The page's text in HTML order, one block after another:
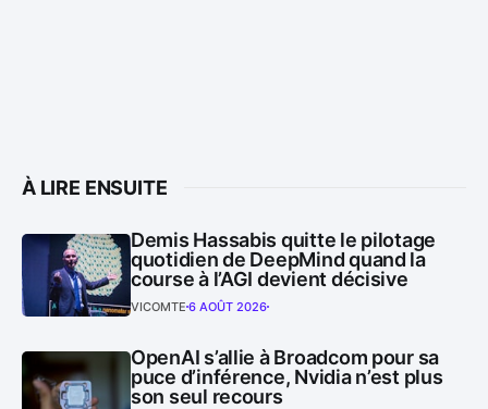
À LIRE ENSUITE
Demis Hassabis quitte le pilotage
quotidien de DeepMind quand la
course à l’AGI devient décisive
VICOMTE 6 AOÛT 2026
OpenAI s’allie à Broadcom pour sa
puce d’inférence, Nvidia n’est plus
son seul recours